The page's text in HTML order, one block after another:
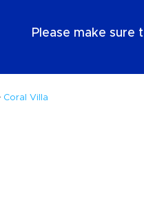
Please make
Coral Villa